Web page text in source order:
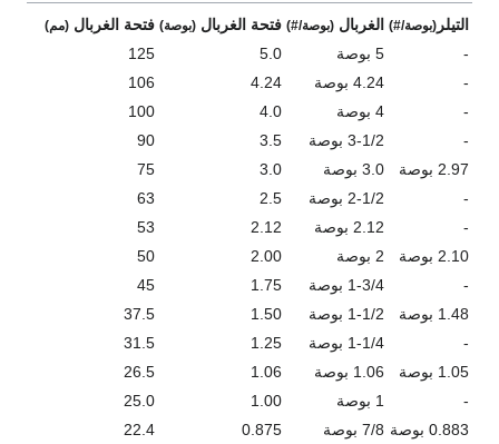
التيلر (بوصة/#) الغربال (بوصة/#) فتحة الغربال (بوصة) فتحة الغربال (مم)
- 5 بوصة 5.0
125
-
4.24 بوصة 4.24
106
-
4 بوصة 4.0
100
-
3-1/2 بوصة 3.5
90
2.97 بوصة
3.0 بوصة 3.0
75
-
2-1/2 بوصة 2.5
63
-
2.12 بوصة 2.12
53
2.10 بوصة
2 بوصة 2.00
50
-
1-3/4 بوصة 1.75
45
1.48 بوصة
1-1/2 بوصة 1.50
37.5
-
1-1/4 بوصة 1.25
31.5
1.05 بوصة
1.06 بوصة 1.06
26.5
-
1 بوصة 1.00
25.0
0.883 بوصة
7/8 بوصة 0.875
22.4